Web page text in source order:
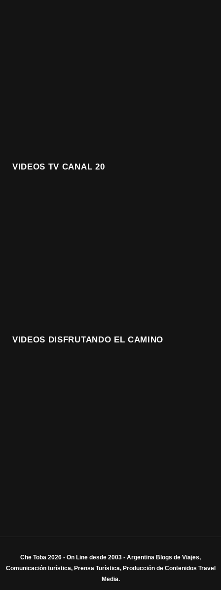
VIDEOS TV CANAL 20
VIDEOS DISFRUTANDO EL CAMINO
Che Toba 2026 - On Line desde 2003 - Argentina Blogs de Viajes,
Comunicación turística, Prensa Turística, Producción de Contenidos Travel
Media.